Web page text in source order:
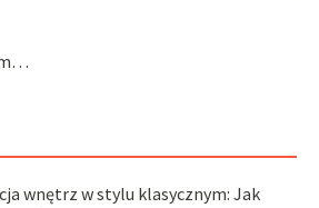
wnętrz w stylu klasycznym: Jak